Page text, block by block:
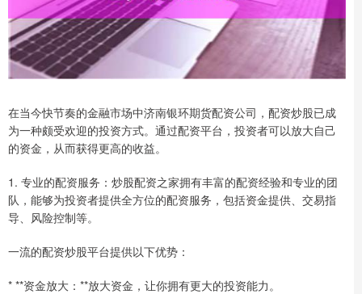
在当今快节奏的金融市场中济南银环期货配资公司，配资炒股已成
为一种颇受欢迎的投资方式。通过配资平台，投资者可以放大自己
的资金，从而获得更高的收益。
1. 专业的配资服务：炒股配资之家拥有丰富的配资经验和专业的团
队，能够为投资者提供全方位的配资服务，包括资金提供、交易指
导、风险控制等。
一流的配资炒股平台提供以下优势：
* **资金放大：**放大资金，让你拥有更大的投资能力。